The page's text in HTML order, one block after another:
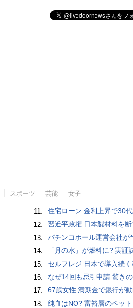
スポーツ 芸能 女子
11. 住宅ローン 金利上昇で30
12. 習近平政権 日本製材料を
13. パチンコホール運営会社が
14. 「月の水」が燃料に? 実証
15. セルフレジ 日本で導入続
16. なぜ14回も忌引申請 驚き
17. 67歳女性 満期金で銀行が
18. 純血はNO? 富裕層のペッ